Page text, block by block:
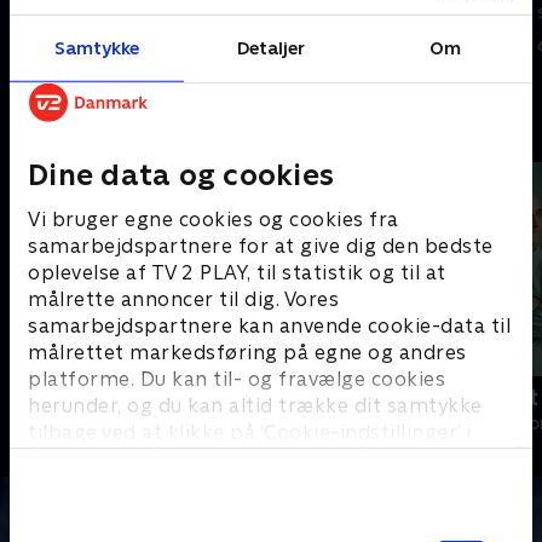
Samtykke Detaljer Om
Dine data og cookies
Vi bruger egne cookies og cookies fra
samarbejdspartnere for at give dig den bedste
oplevelse af TV 2 PLAY, til statistik og til at
målrette annoncer til dig. Vores
samarbejdspartnere kan anvende cookie-data til
målrettet markedsføring på egne og andres
platforme. Du kan til- og fravælge cookies
herunder, og du kan altid trække dit samtykke
tilbage ved at klikke på ’Cookie-indstillinger’ i
hold ind i Spheres midte.
6. oktober 2023 • 40 min
af supervåbnet, som er rettet
Andre så også
Happy fucking Pride Fake Patient
Drama • 1